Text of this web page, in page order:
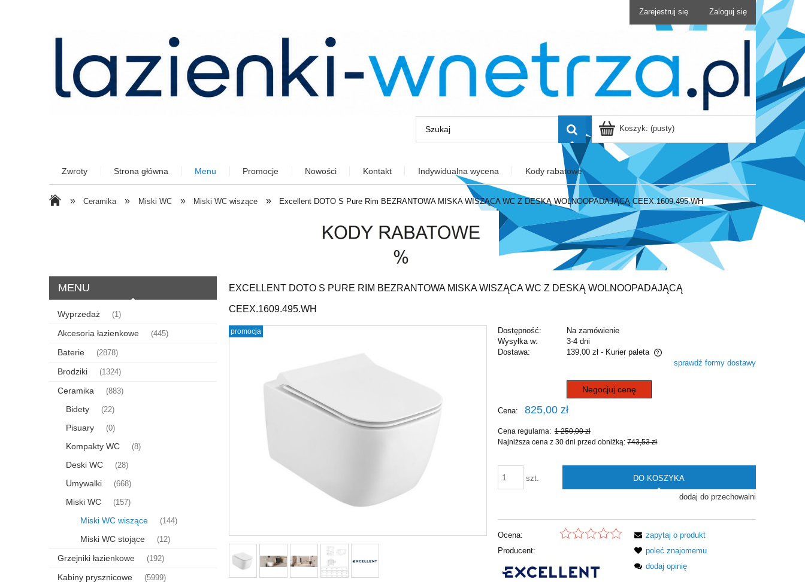
Zarejestruj się Zaloguj się
Koszyk: (pusty)
Zwroty Strona główna Menu Promocje Nowości Kontakt Indywidualna wycena Kody rabatowe
» Ceramika » Miski WC » Miski WC wiszące » Excellent DOTO S Pure Rim BEZRANTOWA MISKA WISZĄCA WC Z DESKĄ WOLNOOPADAJĄCĄ CEEX.1609.495.WH
MENU
Wyprzedaż (1)
Akcesoria łazienkowe (445)
Baterie (2878)
Brodziki (1324)
Ceramika (883)
Bidety (22)
Pisuary (0)
Kompakty WC (8)
Deski WC (28)
Umywalki (668)
Miski WC (157)
Miski WC wiszące (144)
Miski WC stojące (12)
Grzejniki łazienkowe (192)
Kabiny prysznicowe (5999)
EXCELLENT DOTO S PURE RIM BEZRANTOWA MISKA WISZĄCA WC Z DESKĄ WOLNOOPADAJĄCĄ
CEEX.1609.495.WH
promocja Dostępność:
Na zamówienie
Wysyłka w:
3-4 dni
Dostawa:
139,00 zł - Kurier paleta
Cena nie zawiera ewentualnych kosztów
sprawdź formy dostawy
Negocjuj cenę
Cena: 825,00 zł
Cena regularna: 1 250,00 zł
Najniższa cena z 30 dni przed obniżką:743,53 zł
szt. DO KOSZYKA
dodaj do przechowalni
Ocena:
Producent:
zapytaj o produkt
poleć znajomemu
dodaj opinię